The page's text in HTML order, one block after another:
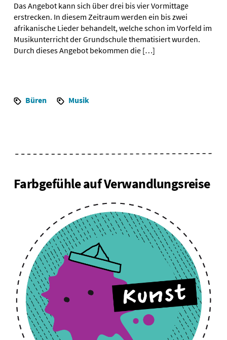
Das Angebot kann sich über drei bis vier Vormittage
erstrecken. In diesem Zeitraum werden ein bis zwei
afrikanische Lieder behandelt, welche schon im Vorfeld im
Musikunterricht der Grundschule thematisiert wurden.
Durch dieses Angebot bekommen die […]
Büren Musik
Farbgefühle auf Verwandlungsreise